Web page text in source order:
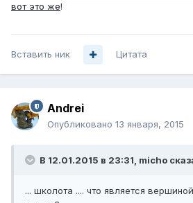
вот это же!
Вставить ник Цитата
Andrei
Опубликовано 13 января, 2015
В 12.01.2015 в 23:31, micho
... школота .... что является